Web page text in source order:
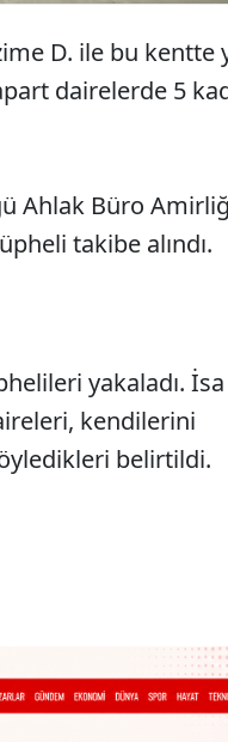
D. ile bu kentte
dairelerde 5
Ahlak Büro
takibe alındı.
yakaladı.
kendilerini
belirtildi.